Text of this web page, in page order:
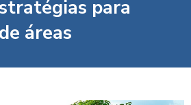
para
áreas